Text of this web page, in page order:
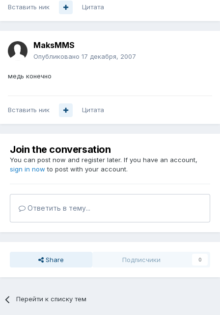
Вставить ник Цитата
MaksMMS
Опубликовано 17 декабря, 2007
медь конечно
Вставить ник Цитата
Join the conversation
You can post now and register later. If you have an account,
sign in now to post with your account.
Ответить в тему...
Share Подписчики 0
Перейти к списку тем